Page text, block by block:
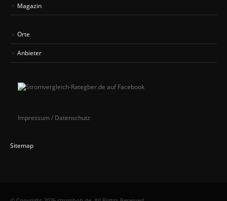
Magazin
Orte
Anbieter
Impressum / Datenschutz
Sitemap